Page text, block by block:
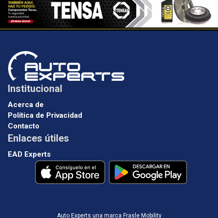
Institucional
Acerca de
Política de Privacidad
Contacto
Enlaces útiles
EAD Experts
Auto Experts una marca Frasle Mobility